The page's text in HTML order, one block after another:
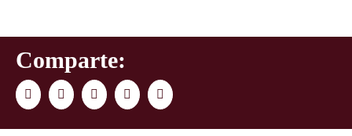
Comparte:
FacebookTwitter LinkedInWhatsAppCorreo
electrónico